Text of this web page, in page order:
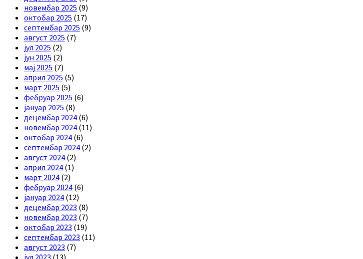
новембар 2025 (9)
октобар 2025 (17)
септембар 2025 (9)
август 2025 (7)
јул 2025 (2)
јун 2025 (2)
мај 2025 (7)
април 2025 (5)
март 2025 (5)
фебруар 2025 (6)
јануар 2025 (8)
децембар 2024 (6)
новембар 2024 (11)
октобар 2024 (6)
септембар 2024 (2)
август 2024 (2)
април 2024 (1)
март 2024 (2)
фебруар 2024 (6)
јануар 2024 (12)
децембар 2023 (8)
новембар 2023 (7)
октобар 2023 (19)
септембар 2023 (11)
август 2023 (7)